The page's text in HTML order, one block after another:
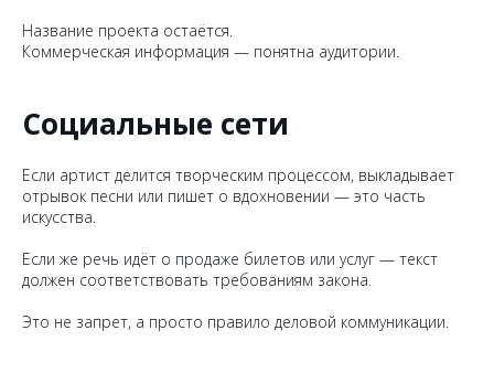
Название проекта остаётся.
Коммерческая информация — понятна аудитории.
Социальные сети
Если артист делится творческим процессом, выкладывает
отрывок песни или пишет о вдохновении — это часть
искусства.
Если же речь идёт о продаже билетов или услуг — текст
должен соответствовать требованиям закона.
Это не запрет, а просто правило деловой коммуникации.